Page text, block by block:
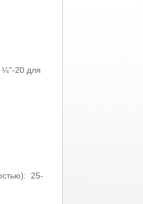
¼"-20 для
25-